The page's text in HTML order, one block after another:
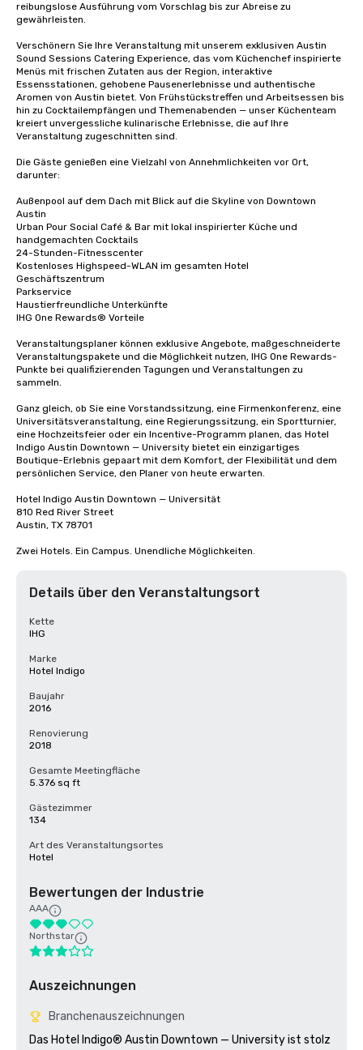
reibungslose Ausführung vom Vorschlag bis zur Abreise zu
gewährleisten.
Verschönern Sie Ihre Veranstaltung mit unserem exklusiven Austin
Sound Sessions Catering Experience, das vom Küchenchef inspirierte
Menüs mit frischen Zutaten aus der Region, interaktive
Essensstationen, gehobene Pausenerlebnisse und authentische
Aromen von Austin bietet. Von Frühstückstreffen und Arbeitsessen bis
hin zu Cocktailempfängen und Themenabenden — unser Küchenteam
kreiert unvergessliche kulinarische Erlebnisse, die auf Ihre
Veranstaltung zugeschnitten sind.
Die Gäste genießen eine Vielzahl von Annehmlichkeiten vor Ort,
darunter:
Außenpool auf dem Dach mit Blick auf die Skyline von Downtown
Austin
Urban Pour Social Café & Bar mit lokal inspirierter Küche und
handgemachten Cocktails
24-Stunden-Fitnesscenter
Kostenloses Highspeed-WLAN im gesamten Hotel
Geschäftszentrum
Parkservice
Haustierfreundliche Unterkünfte
IHG One Rewards® Vorteile
Veranstaltungsplaner können exklusive Angebote, maßgeschneiderte
Veranstaltungspakete und die Möglichkeit nutzen, IHG One Rewards-
Punkte bei qualifizierenden Tagungen und Veranstaltungen zu
sammeln.
Ganz gleich, ob Sie eine Vorstandssitzung, eine Firmenkonferenz, eine
Universitätsveranstaltung, eine Regierungssitzung, ein Sportturnier,
eine Hochzeitsfeier oder ein Incentive-Programm planen, das Hotel
Indigo Austin Downtown — University bietet ein einzigartiges
Boutique-Erlebnis gepaart mit dem Komfort, der Flexibilität und dem
persönlichen Service, den Planer von heute erwarten.
Hotel Indigo Austin Downtown — Universität
810 Red River Street
Austin, TX 78701
Zwei Hotels. Ein Campus. Unendliche Möglichkeiten.
Details über den Veranstaltungsort
Kette
IHG
Marke
Hotel Indigo
Baujahr
2016
Renovierung
2018
Gesamte Meetingfläche
5.376 sq ft
Gästezimmer
134
Art des Veranstaltungsortes
Hotel
Bewertungen der Industrie
AAA
Northstar
Auszeichnungen
Branchenauszeichnungen
Das Hotel Indigo® Austin Downtown — University ist stolz